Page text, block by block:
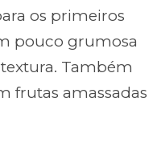
os primeiros
pouco grumosa
Também
frutas amassadas